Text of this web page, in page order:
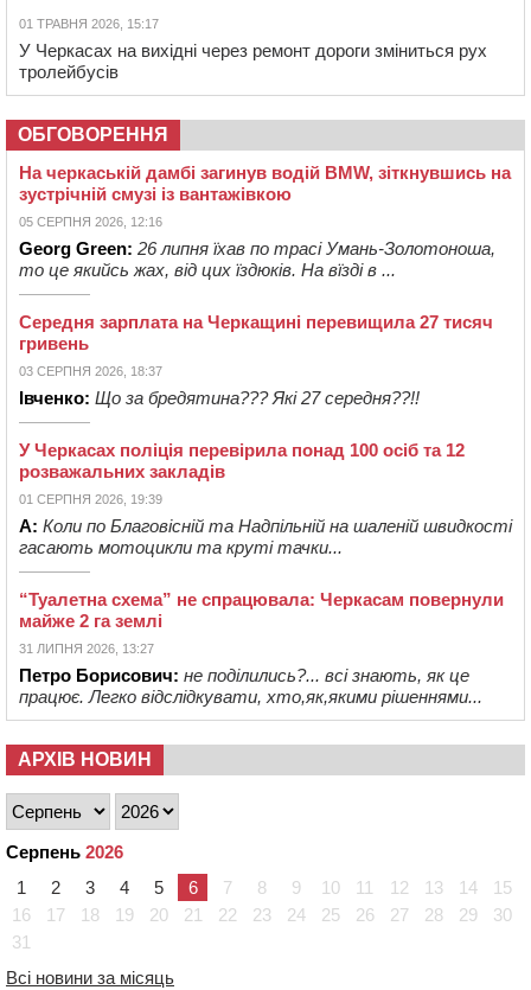
01 ТРАВНЯ 2026, 15:17
У Черкасах на вихідні через ремонт дороги зміниться рух
тролейбусів
ОБГОВОРЕННЯ
На черкаській дамбі загинув водій BMW, зіткнувшись на
зустрічній смузі із вантажівкою
05 СЕРПНЯ 2026, 12:16
Georg Green: 26 липня їхав по трасі Умань-Золотоноша,
то це якийсь жах, від цих їздюків. На вїзді в ...
Середня зарплата на Черкащині перевищила 27 тисяч
гривень
03 СЕРПНЯ 2026, 18:37
Івченко: Що за бредятина??? Які 27 середня??!!
У Черкасах поліція перевірила понад 100 осіб та 12
розважальних закладів
01 СЕРПНЯ 2026, 19:39
А: Коли по Благовісній та Надпільній на шаленій швидкості
гасають мотоцикли та круті тачки...
“Туалетна схема” не спрацювала: Черкасам повернули
майже 2 га землі
31 ЛИПНЯ 2026, 13:27
Петро Борисович: не поділились?... всі знають, як це
працює. Легко відслідкувати, хто,як,якими рішеннями...
АРХІВ НОВИН
Серпень 2026
1
2 3 4 5 6 7 8 9 10 11 12 13 14
15
16
17 18 19 20 21 22 23 24 25 26 27 28 29
30
31
Всі новини за місяць